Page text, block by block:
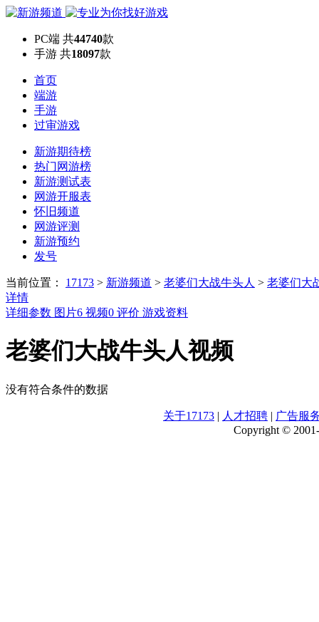
PC端 共44740款
手游 共18097款
首页
端游
手游
过审游戏
新游期待榜
热门网游榜
新游测试表
网游开服表
怀旧频道
网游评测
新游预约
发号
当前位置： 17173 > 新游频道 > 老婆们大战牛头人 > 老婆们大
详情
详细参数 图片6 视频0 评价 游戏资料
老婆们大战牛头人视频
没有符合条件的数据
关于17173 | 人才招聘 | 广告服
Copyright ©